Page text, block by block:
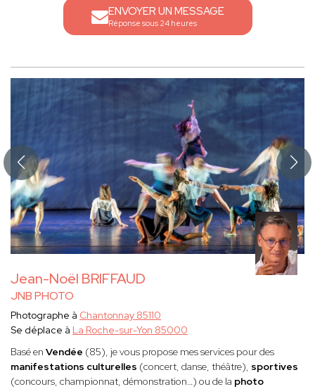
ENVOYER UN MESSAGE
Réponse sous 24 heures
Jean-Noël BRIFFAUD
JNB PHOTO
Photographe à Chantonnay 85110
Se déplace à La Roche-sur-Yon 85000
Basé en Vendée (85), je vous propose mes services pour des
manifestations culturelles (concert, danse, théâtre), sportives
(concours, championnat, démonstration…) ou de la photo